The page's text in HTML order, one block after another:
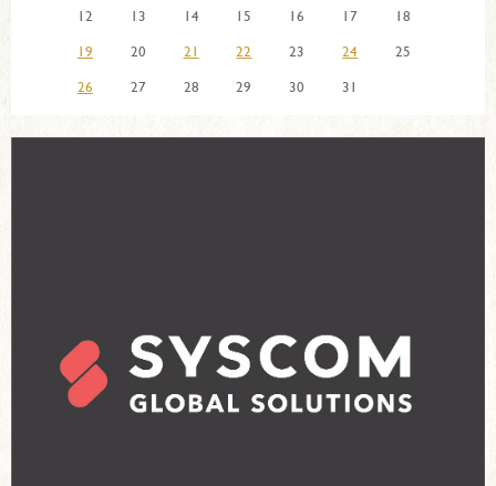
12
13 14 15 16 17
18
19
20 21 22 23 24
25
26
27 28 29 30 31